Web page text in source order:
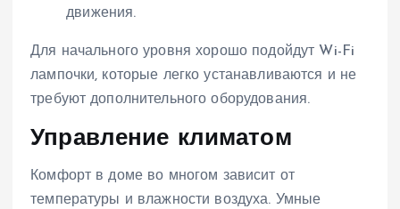
движения.
Для начального уровня хорошо подойдут Wi-Fi
лампочки, которые легко устанавливаются и не
требуют дополнительного оборудования.
Управление климатом
Комфорт в доме во многом зависит от
температуры и влажности воздуха. Умные